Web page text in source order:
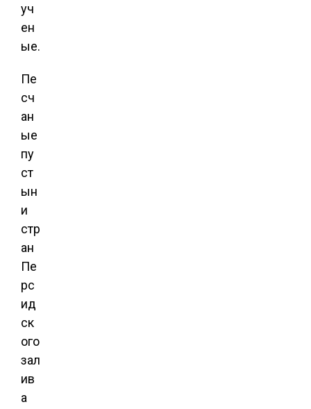
уч
ен
ые.
Пе
сч
ан
ые
пу
ст
ын
и
стр
ан
Пе
рс
ид
ск
ого
зал
ив
а